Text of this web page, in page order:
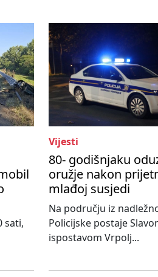
sati,
Vijesti
80- godišnjaku
oružje nakon
mlađoj susjedi
Na području iz
Policijske postaje
ispostavom Vrpolj...